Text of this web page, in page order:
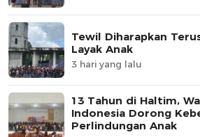
Tewil Diharapkan
Layak Anak
3 hari yang lalu
13 Tahun di Haltim,
Indonesia Dorong
Perlindungan Anak